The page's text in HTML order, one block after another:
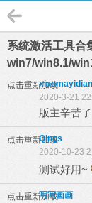
系统激活工具合
win7/win8.1/
点击重新加载
2020-3-21
版主辛苦了
点击重新加载
Qings
2020-10-23
测试好用~
点击重新加载
写写画画